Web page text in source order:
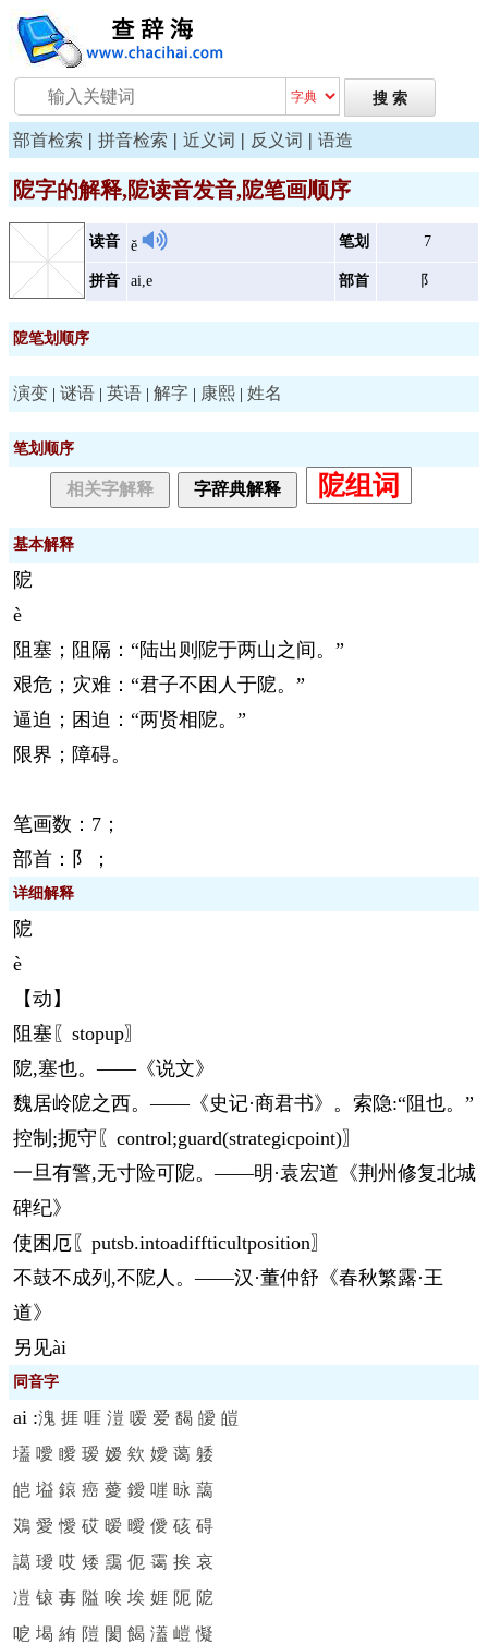
部首检索 | 拼音检索 | 近义词 | 反义词 | 语造
阸字的解释,阸读音发音,阸笔画顺序
读音 ě 笔划 7
拼音 ai,e 部首 阝
阸笔划顺序
演变 | 谜语 | 英语 | 解字 | 康熙 | 姓名
笔划顺序
相关字解释 字辞典解释 阸组词
基本解释
阸
è
阻塞；阻隔：“陆出则阸于两山之间。”
艰危；灾难：“君子不困人于阸。”
逼迫；困迫：“两贤相阸。”
限界；障碍。
笔画数：7；
部首：阝；
详细解释
阸
è
【动】
阻塞〖stopup〗
阸,塞也。——《说文》
魏居岭阸之西。——《史记·商君书》。索隐:“阻也。”
控制;扼守〖control;guard(strategicpoint)〗
一旦有警,无寸险可阸。——明·袁宏道《荆州修复北城
碑纪》
使困厄〖putsb.intoadiffticultposition〗
不鼓不成列,不阸人。——汉·董仲舒《春秋繁露·王
道》
另见ài
同音字
ai :溾 捱 啀 溰 嗳 爱 馤 皧 皚
壒 噯 瞹 瑷 嫒 欸 嬡 蔼 躷
皑 塧 鎄 癌 薆 鑀 嘊 昹 藹
鴱 愛 懓 砹 暧 曖 僾 硋 碍
譪 璦 哎 矮 靄 伌 霭 挨 哀
凒 锿 毐 隘 唉 埃 娾 阨 阸
呝 堨 絠 隑 閡 餲 濭 嵦 懝